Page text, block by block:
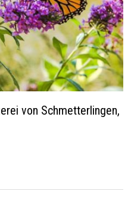
von Schmetterlingen,